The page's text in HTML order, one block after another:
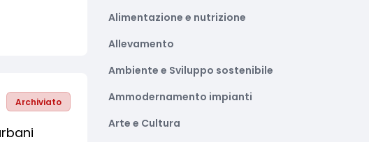
Archiviato
Alimentazione e nutrizione
Allevamento
Ambiente e Sviluppo sostenibile
Ammodernamento impianti
Arte e Cultura